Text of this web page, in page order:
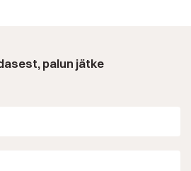
palun jätke